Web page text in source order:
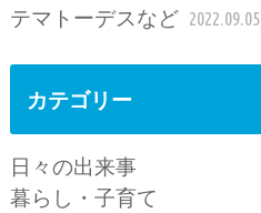
テマトーデスなど 2022.09.05
カテゴリー
日々の出来事
暮らし・子育て